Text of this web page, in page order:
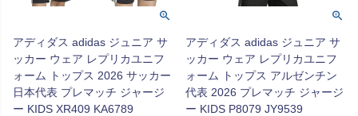
アディダス adidas ジュニア サ
ッカー ウェア レプリカユニフ
ォーム トップス 2026 サッカー
日本代表 プレマッチ ジャージ
ー KIDS XR409 KA6789
アディダス adidas ジュニア サ
ッカー ウェア レプリカユニフ
ォーム トップス アルゼンチン
代表 2026 プレマッチ ジャージ
ー KIDS P8079 JY9539